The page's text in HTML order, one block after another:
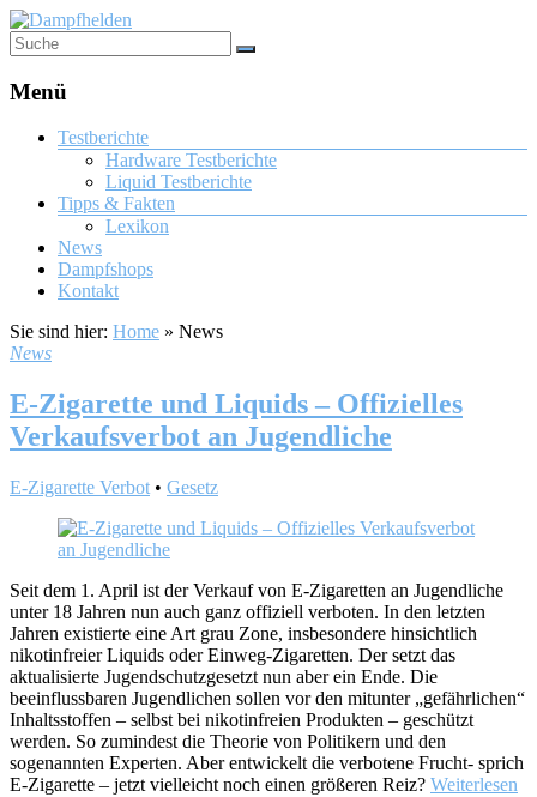
Menü
Testberichte
Hardware Testberichte
Liquid Testberichte
Tipps & Fakten
Lexikon
News
Dampfshops
Kontakt
Sie sind hier: Home » News
News
E-Zigarette und Liquids – Offizielles
Verkaufsverbot an Jugendliche
E-Zigarette Verbot • Gesetz
Seit dem 1. April ist der Verkauf von E-Zigaretten an Jugendliche
unter 18 Jahren nun auch ganz offiziell verboten. In den letzten
Jahren existierte eine Art grau Zone, insbesondere hinsichtlich
nikotinfreier Liquids oder Einweg-Zigaretten. Der setzt das
aktualisierte Jugendschutzgesetzt nun aber ein Ende. Die
beeinflussbaren Jugendlichen sollen vor den mitunter „gefährlichen“
Inhaltsstoffen – selbst bei nikotinfreien Produkten – geschützt
werden. So zumindest die Theorie von Politikern und den
sogenannten Experten. Aber entwickelt die verbotene Frucht- sprich
E-Zigarette – jetzt vielleicht noch einen größeren Reiz? Weiterlesen